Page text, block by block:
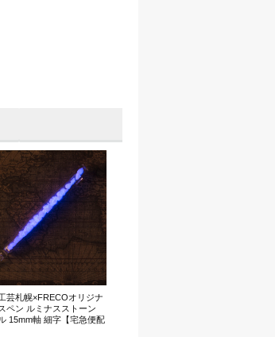
芸札幌×FRECOオリジナ
ペン ルミナスストーン
15mm軸 細字【宅急便配